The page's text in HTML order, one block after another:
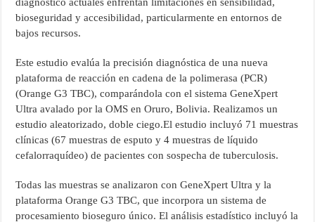
bioseguridad y accesibilidad, particularmente en entornos de
bajos recursos.
Este estudio evalúa la precisión diagnóstica de una nueva
plataforma de reacción en cadena de la polimerasa (PCR)
(Orange G3 TBC), comparándola con el sistema GeneXpert
Ultra avalado por la OMS en Oruro, Bolivia. Realizamos un
estudio aleatorizado, doble ciego.El estudio incluyó 71 muestras
clínicas (67 muestras de esputo y 4 muestras de líquido
cefalorraquídeo) de pacientes con sospecha de tuberculosis.
Todas las muestras se analizaron con GeneXpert Ultra y la
plataforma Orange G3 TBC, que incorpora un sistema de
procesamiento bioseguro único. El análisis estadístico incluyó la